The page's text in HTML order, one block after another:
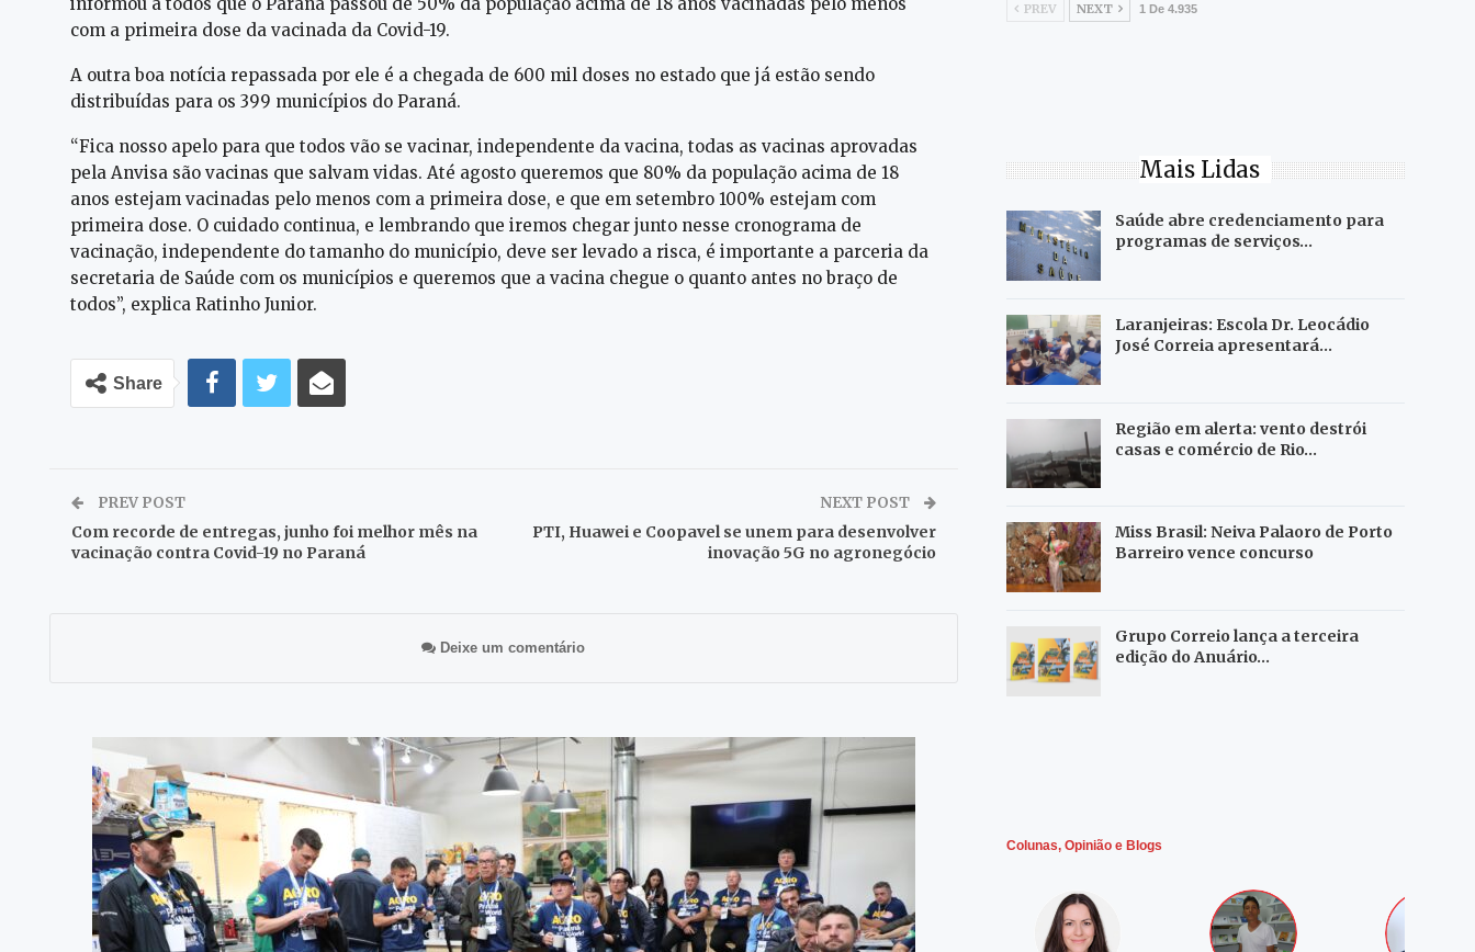
com a primeira dose da vacinada da Covid-19.
A outra boa notícia repassada por ele é a chegada de 600 mil doses no estado que já estão sendo
distribuídas para os 399 municípios do Paraná.
“Fica nosso apelo para que todos vão se vacinar, independente da vacina, todas as vacinas aprovadas
pela Anvisa são vacinas que salvam vidas. Até agosto queremos que 80% da população acima de 18
anos estejam vacinadas pelo menos com a primeira dose, e que em setembro 100% estejam com
primeira dose. O cuidado continua, e lembrando que iremos chegar junto nesse cronograma de
vacinação, independente do tamanho do município, deve ser levado a risca, é importante a parceria da
secretaria de Saúde com os municípios e queremos que a vacina chegue o quanto antes no braço de
todos”, explica Ratinho Junior.
Share
PREV POST
Com recorde de entregas, junho foi melhor mês na
vacinação contra Covid-19 no Paraná
NEXT POST
PTI, Huawei e Coopavel se unem para desenvolver
inovação 5G no agronegócio
Deixe um comentário
PREV NEXT 1 De 4.935
Mais Lidas
Saúde abre credenciamento para
programas de serviços…
Laranjeiras: Escola Dr. Leocádio
José Correia apresentará…
Região em alerta: vento destrói
casas e comércio de Rio…
Miss Brasil: Neiva Palaoro de Porto
Barreiro vence concurso
Grupo Correio lança a terceira
edição do Anuário…
Colunas, Opinião e Blogs